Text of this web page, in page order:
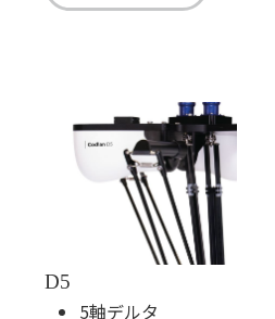
D5
5軸デルタ